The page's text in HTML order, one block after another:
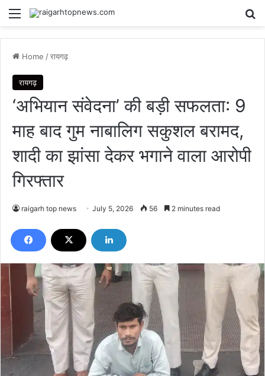
Menu
Home /रायगढ़
रायगढ़
‘अभियान संवेदना’ की बड़ी सफलता: 9
माह बाद गुम नाबालिग सकुशल बरामद,
शादी का झांसा देकर भगाने वाला आरोपी
गिरफ्तार
raigarh top news July 5, 2026 56 2 minutes read